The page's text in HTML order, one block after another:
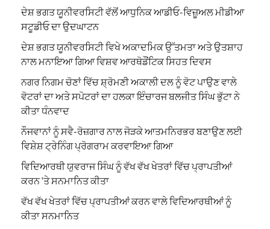
ਦੇਸ਼ ਭਗਤ ਯੂਨੀਵਰਸਿਟੀ ਵੱਲੋਂ ਆਧੁਨਿਕ ਆਡੀਓ-ਵਿਜ਼ੂਅਲ ਮੀਡੀਆ
ਸਟੂਡੀਓ ਦਾ ਉਦਘਾਟਨ
ਦੇਸ਼ ਭਗਤ ਯੂਨੀਵਰਸਿਟੀ ਵਿਖੇ ਅਕਾਦਮਿਕ ਉੱਤਮਤਾ ਅਤੇ ਉਤਸ਼ਾਹ
ਨਾਲ ਮਨਾਇਆ ਗਿਆ ਵਿਸ਼ਵ ਆਰਥੋਡੌਂਟਿਕ ਸਿਹਤ ਦਿਵਸ
ਨਗਰ ਨਿਗਮ ਚੋਣਾਂ ਵਿੱਚ ਸ਼੍ਰੋਮਣੀ ਅਕਾਲੀ ਦਲ ਨੂੰ ਵੋਟ ਪਾਉਣ ਵਾਲੇ
ਵੋਟਰਾਂ ਦਾ ਅਤੇ ਸਪੋਟਰਾਂ ਦਾ ਹਲਕਾ ਇੰਚਾਰਜ ਬਲਜੀਤ ਸਿੰਘ ਭੁੱਟਾ ਨੇ
ਕੀਤਾ ਧੰਨਵਾਦ
ਨੌਜਵਾਨਾਂ ਨੂੰ ਸਵੈ-ਰੋਜ਼ਗਾਰ ਨਾਲ ਜੋੜਕੇ ਆਤਮਨਿਰਭਰ ਬਣਾਉਣ ਲਈ
ਵਿਸ਼ੇਸ਼ ਟ੍ਰੇਨਿੰਗ ਪ੍ਰੋਗਰਾਮ ਕਰਵਾਇਆ ਗਿਆ
ਵਿਦਿਆਰਥੀ ਯੁਵਰਾਜ ਸਿੰਘ ਨੂੰ ਵੱਖ ਵੱਖ ਖੇਤਰਾਂ ਵਿੱਚ ਪ੍ਰਾਪਤੀਆਂ
ਕਰਨ ‘ਤੇ ਸਨਮਾਨਿਤ ਕੀਤਾ
ਵੱਖ ਵੱਖ ਖੇਤਰਾਂ ਵਿੱਚ ਪ੍ਰਾਪਤੀਆਂ ਕਰਨ ਵਾਲੇ ਵਿਦਿਆਰਥੀਆਂ ਨੂੰ
ਕੀਤਾ ਸਨਮਾਨਿਤ